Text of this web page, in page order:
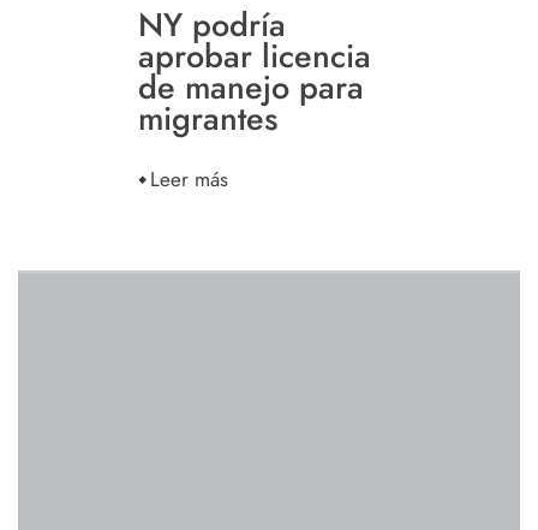
NY podría
aprobar licencia
de manejo para
migrantes
Leer más